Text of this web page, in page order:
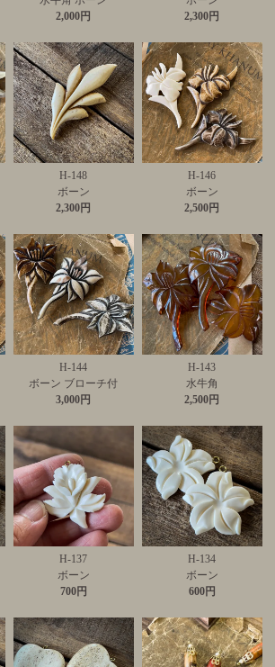
2,000円
2,300円
H-148
ボーン
2,300円
H-146
ボーン
2,500円
H-144
ボーン ブローチ付
3,000円
H-143
水牛角
2,500円
H-137
ボーン
700円
H-134
ボーン
600円